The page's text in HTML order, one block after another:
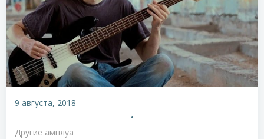
9 августа, 2018
•
Другие амплуа